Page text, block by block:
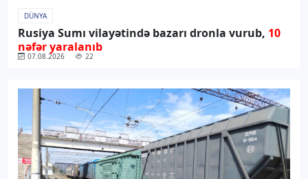
DÜNYA
Rusiya Sumı vilayətində bazarı dronla vurub, 10
nəfər yaralanıb
07.08.2026 22